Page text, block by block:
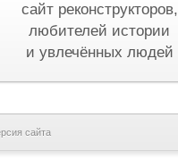
сайт реконструкторов,
любителей истории
и увлечённых людей
сайта